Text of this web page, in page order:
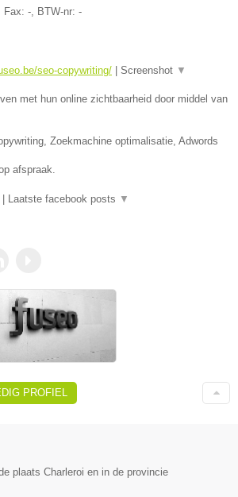
Fax: -, BTW-nr: -
seo-copywriting/ Screenshot ▼
met hun online zichtbaarheid door middel van
Zoekmachine optimalisatie, Adwords
afspraak.
Laatste facebook posts ▼
PROFIEL
plaats Charleroi en in de provincie